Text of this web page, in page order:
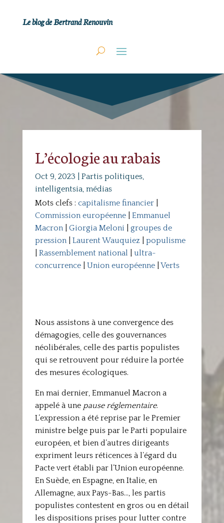
Le blog de Bertrand Renouvin
L’écologie au rabais
Oct 9, 2023
Partis politiques,
intelligentsia, médias
Mots clefs : capitalisme financier|
Commission européenne| Emmanuel
Macron| Giorgia Meloni
groupes de
pression| Laurent Wauquiez
populisme
Rassemblement national
ultra-
concurrence| Union européenne| Verts
Nous assistons à une convergence des
démagogies, celle des gouvernances
néolibérales, celle des partis populistes
qui se retrouvent pour réduire la portée
des mesures écologiques.
En mai dernier, Emmanuel Macron a
appelé à une pause réglementaire.
L’expression a été reprise par le Premier
ministre belge puis par le Parti populaire
européen, et bien d’autres dirigeants
expriment leurs réticences à l’égard du
Pacte vert établi par l’Union européenne.
En Suède, en Espagne, en Italie, en
Allemagne, aux Pays-Bas…, les partis
populistes contestent en gros ou en détail
les dispositions prises pour lutter contre